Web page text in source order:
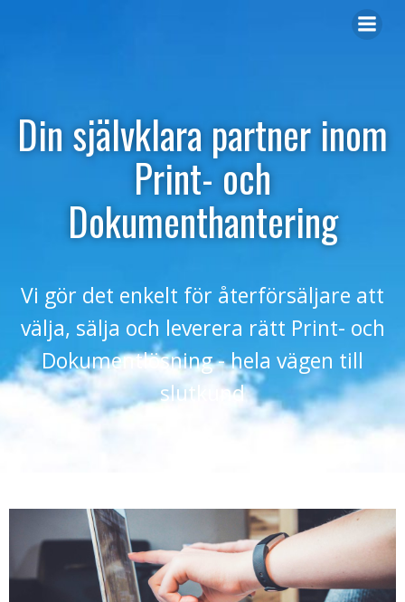
Din självklara partner inom
Print- och
Dokumenthantering
Vi gör det enkelt för återförsäljare att
välja, sälja och leverera rätt Print- och
Dokumentlösning - hela vägen till
slutkund